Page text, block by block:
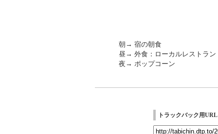
朝→ 宿の朝食
昼→ 外食：ローカルレストラン
夜→ ポップコーン
トラックバック用URL